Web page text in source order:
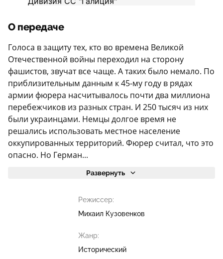
О передаче
Голоса в защиту тех, кто во времена Великой
Отечественной войны переходил на сторону
фашистов, звучат все чаще. А таких было немало. По
приблизительным данным к 45-му году в рядах
армии фюрера насчитывалось почти два миллиона
перебежчиков из разных стран. И 250 тысяч из них
были украинцами. Немцы долгое время не
решались использовать местное население
оккупированных территорий. Фюрер считал, что это
опасно. Но Герман...
Развернуть
Режиссер:
Михаил Кузовенков
Жанр:
Исторический